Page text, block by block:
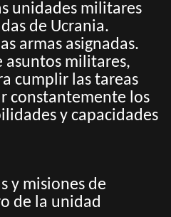
unidades militares
de Ucrania.
armas asignadas.
asuntos militares,
cumplir las tareas
constantemente los
y capacidades
y misiones de
de la unidad